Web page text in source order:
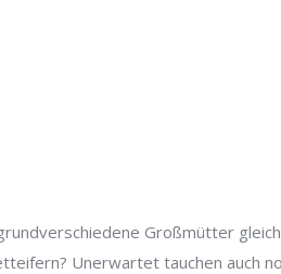
Großmütter
Unerwartet tauchen auch